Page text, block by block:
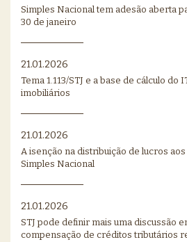
Simples Nacional tem adesão aberta
30 de janeiro
21.01.2026
Tema 1.113/STJ e a base de cálculo do
imobiliários
21.01.2026
A isenção na distribuição de lucros
Simples Nacional
21.01.2026
STJ pode definir mais uma discussão
compensação de créditos tributários